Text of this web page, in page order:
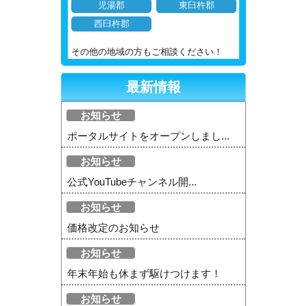
児湯郡
東臼杵郡
西臼杵郡
その他の地域の方もご相談ください！
最新情報
お知らせ
ポータルサイトをオープンしまし...
お知らせ
公式YouTubeチャンネル開...
お知らせ
価格改定のお知らせ
お知らせ
年末年始も休まず駆けつけます！
お知らせ